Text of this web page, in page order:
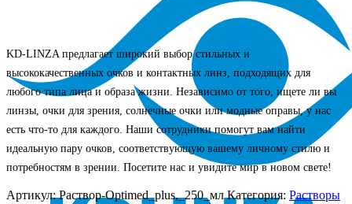
KD-LINZA предлагает широкий выбор стильных и
высококачественных очков и контактных линз, подходящих для
любого типа лица и образа жизни. Независимо от того, ищете ли вы
линзы, очки для зрения, солнечные очки или модные оправы, у нас
есть что-то для каждого. Наши сотрудники помогут вам найти
идеальную пару очков, соответствующую вашему личному стилю и
потребностям в зрении. Посетите нас и увидите мир в новом свете!
Артикул:Раствор-Optimed_plus,_250_млКатегория: Растворы